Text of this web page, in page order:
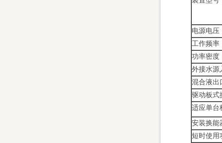
电源电压
工作频率
功率密度
外接水源
混合液出
驱动板式
适应单台
安装换能
短时使用